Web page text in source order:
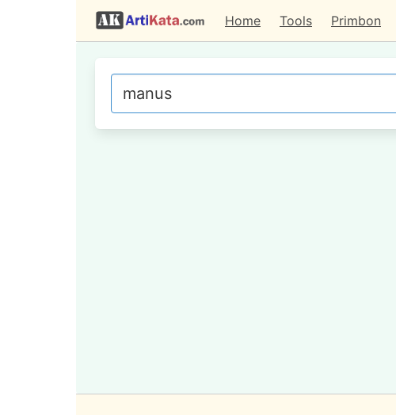
Home Tools Primbon